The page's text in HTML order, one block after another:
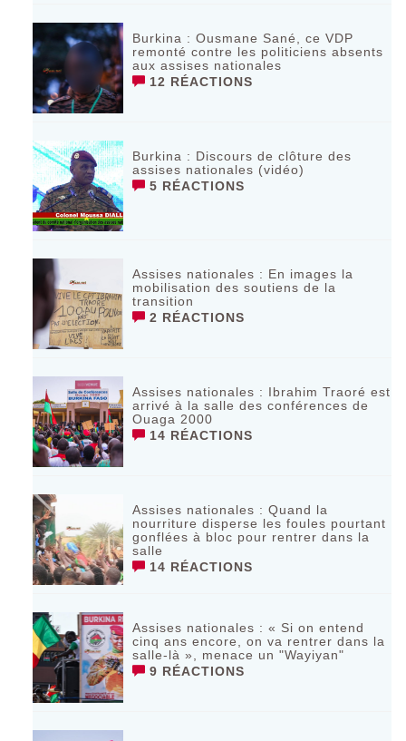
Burkina : Ousmane Sané, ce VDP
remonté contre les politiciens absents
aux assises nationales
12 RÉACTIONS
Burkina : Discours de clôture des
assises nationales (vidéo)
5 RÉACTIONS
Assises nationales : En images la
mobilisation des soutiens de la
transition
2 RÉACTIONS
Assises nationales : Ibrahim Traoré est
arrivé à la salle des conférences de
Ouaga 2000
14 RÉACTIONS
Assises nationales : Quand la
nourriture disperse les foules pourtant
gonflées à bloc pour rentrer dans la
salle
14 RÉACTIONS
Assises nationales : « Si on entend
cinq ans encore, on va rentrer dans la
salle-là », menace un "Wayiyan"
9 RÉACTIONS